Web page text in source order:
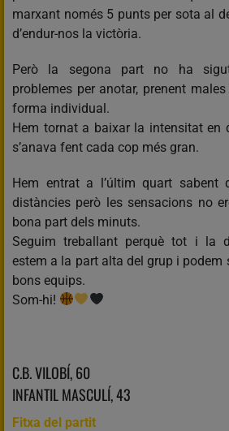
marxant només 5 punts per sota al
d’endur-nos la victòria.
Però la segona part no ha
problemes per anotar, prenent
forma individual.
Hem tornat a baixar la intensitat en
s’anava fent cada cop més gran.
Hem entrat a l’últim quart sabent
distàncies però les sensacions no
bona part dels minuts.
Seguim treballant perquè tot i la
estem a la part alta del grup i
bons equips.
Som-hi!
C.B. VILOBÍ, 60
INFANTIL MASCULÍ, 43
Fitxa del partit